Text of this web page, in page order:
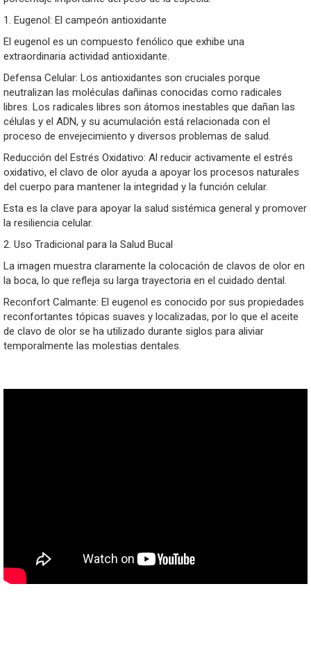
1. Eugenol: El campeón antioxidante
El eugenol es un compuesto fenólico que exhibe una
extraordinaria actividad antioxidante.
Defensa Celular: Los antioxidantes son cruciales porque
neutralizan las moléculas dañinas conocidas como radicales
libres. Los radicales libres son átomos inestables que dañan las
células y el ADN, y su acumulación está relacionada con el
proceso de envejecimiento y diversos problemas de salud.
Reducción del Estrés Oxidativo: Al reducir activamente el estrés
oxidativo, el clavo de olor ayuda a apoyar los procesos naturales
del cuerpo para mantener la integridad y la función celular.
Esta es la clave para apoyar la salud sistémica general y promover
la resiliencia celular.
2. Uso Tradicional para la Salud Bucal
La imagen muestra claramente la colocación de clavos de olor en
la boca, lo que refleja su larga trayectoria en el cuidado dental.
Reconfort Calmante: El eugenol es conocido por sus propiedades
reconfortantes tópicas suaves y localizadas, por lo que el aceite
de clavo de olor se ha utilizado durante siglos para aliviar
temporalmente las molestias dentales.